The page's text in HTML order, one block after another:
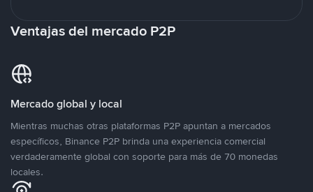
Ventajas del mercado P2P
Mercado global y local
Mientras muchas otras plataformas P2P apuntan a mercados
específicos, Binance P2P brinda una experiencia comercial
verdaderamente global con soporte para más de 70 monedas
locales.